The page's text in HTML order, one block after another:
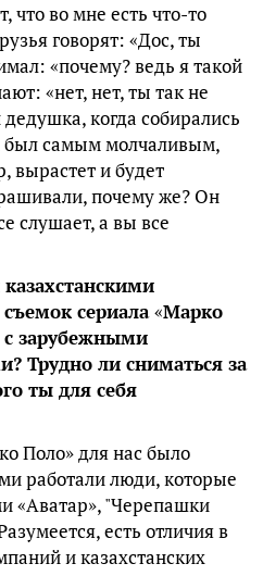
что во мне есть что-то
говорят: «Дос, ты
«почему? ведь я такой
«нет, нет, ты так не
когда собирались
был самым молчаливым,
вырастет и будет
почему же? Он
слушает, а вы все
сериала«Марко
с зарубежными
Трудно ли сниматься за
ты для себя
Поло» для нас было
работали люди, которые
«Аватар», "Черепашки
есть отличия в
и казахстанских